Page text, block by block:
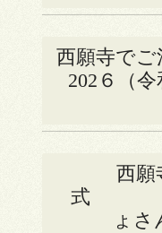
西願寺で
202６（
西願
式
ょさ